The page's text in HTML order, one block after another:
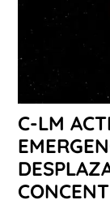
C-LM